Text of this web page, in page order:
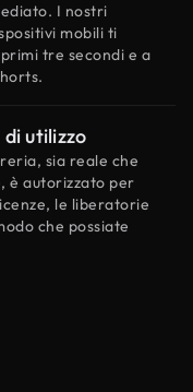
I nostri
mobili ti
tre secondi e a
utilizzo
sia reale che
è autorizzato per
le liberatorie
che possiate